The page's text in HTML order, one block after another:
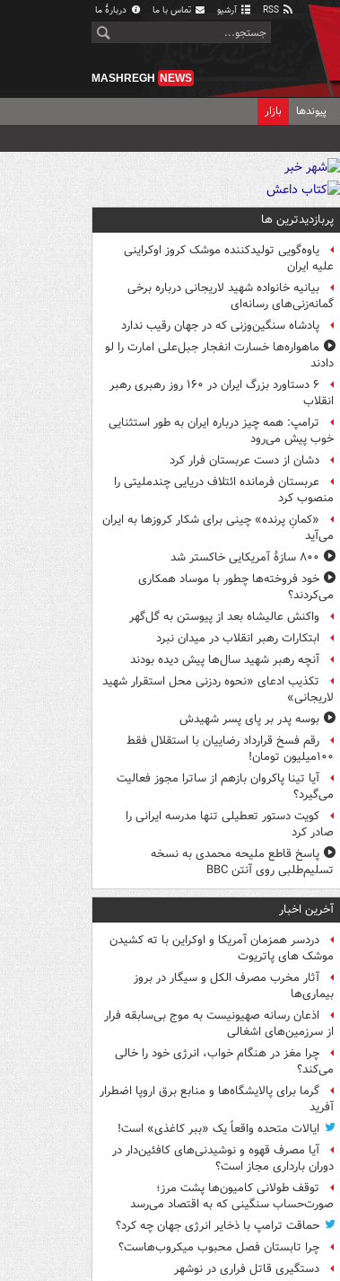
آرشیو تماس با ما دربارهٔ ما
MASHREGH NEWS
پیوندها بازار
پربازدیدترین ها
یاوه‌گویی تولیدکننده موشک کروز اوکراینی
علیه ایران
بیانیه خانواده شهید لاریجانی درباره برخی
گمانه‌زنی‌های رسانه‌ای
پادشاه سنگین‌وزنی که در جهان رقیب ندارد
ماهواره‌ها خسارت انفجار جبل‌علی امارت را لو
دادند
۶ دستاورد بزرگ ایران در ۱۶۰ روز رهبری رهبر
انقلاب
ترامپ: همه چیز درباره ایران به طور استثنایی
خوب پیش می‌رود
دشان از دست عربستان فرار کرد
عربستان فرمانده ائتلاف دریایی چندملیتی را
منصوب کرد
«کمانِ پرنده» چینی برای شکار کروزها به ایران
می‌آید
۸۰۰ سازۀ آمریکایی خاکستر شد
خود فروخته‌ها چطور با موساد همکاری
می‌کردند؟
واکنش عالیشاه بعد از پیوستن به گل‌گهر
ابتکارات رهبر انقلاب در میدان نبرد
آنچه رهبر شهید سال‌ها پیش دیده بودند
تکذیب ادعای «نحوه ردزنی محل استقرار شهید
لاریجانی»
بوسه‌ پدر بر پای پسر شهیدش
رقم فسخ قرارداد رضاییان با استقلال فقط
۱۰۰میلیون تومان!
آیا تینا پاکروان بازهم از ساترا مجوز فعالیت
می‌گیرد؟
کویت دستور تعطیلی تنها مدرسه ایرانی را
صادر کرد
پاسخ قاطع ملیحه محمدی به نسخه
تسلیم‌طلبی روی آنتن BBC
آخرین اخبار
دردسر همزمان آمریکا و اوکراین با ته کشیدن
موشک های پاتریوت
آثار مخرب مصرف الکل و سیگار در بروز
بیماری‌ها
اذعان رسانه صهیونیست به موج بی‌سابقه فرار
از سرزمین‌های اشغالی
چرا مغز در هنگام خواب، انرژی خود را خالی
می‌کند؟
گرما برای پالایشگاه‌ها و منابع برق اروپا اضطرار
آفرید
ایالات متحده واقعاً یک «ببر کاغذی» است!
آیا مصرف قهوه و نوشیدنی‌های کافئین‌دار در
دوران بارداری مجاز است؟
توقف طولانی کامیون‌ها پشت مرز؛
صورت‌حساب سنگینی که به اقتصاد می‌رسد
حماقت ترامپ با ذخایر انرژی جهان چه کرد؟
چرا تابستان فصل محبوب میکروب‌هاست؟
دستگیری قاتل فراری در نوشهر